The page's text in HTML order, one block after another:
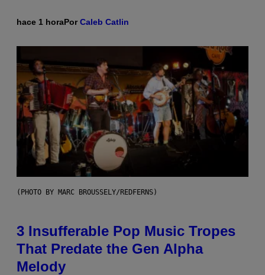
hace 1 horaPorCaleb Catlin
(PHOTO BY MARC BROUSSELY/REDFERNS)
3 Insufferable Pop Music Tropes
That Predate the Gen Alpha
Melody